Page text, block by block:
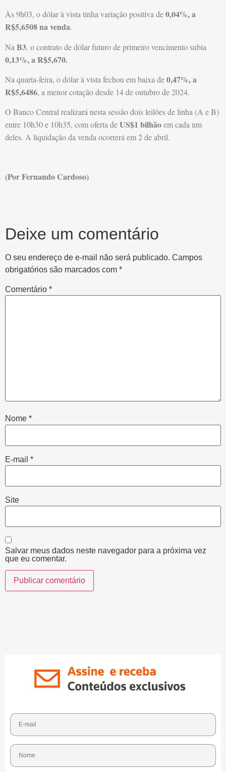
Às 9h03, o dólar à vista tinha variação positiva de0,04%, a
R$5,6508 na venda.
Na B3, o contrato de dólar futuro de primeiro vencimento subia
0,13%, a R$5,670.
Na quarta-feira, o dólar à vista fechou em baixa de0,47%, a
R$5,6486, a menor cotação desde 14 de outubro de 2024.
O Banco Central realizará nesta sessão dois leilões de linha (A e B)
entre 10h30 e 10h35, com oferta deUS$1 bilhãoem cada um
deles. A liquidação da venda ocorrerá em 2 de abril.
(Por Fernando Cardoso)
Deixe um comentário
O seu endereço de e-mail não será publicado. Campos
obrigatórios são marcados com *
Comentário *
Nome *
E-mail *
Site
Salvar meus dados neste navegador para a próxima vez
que eu comentar.